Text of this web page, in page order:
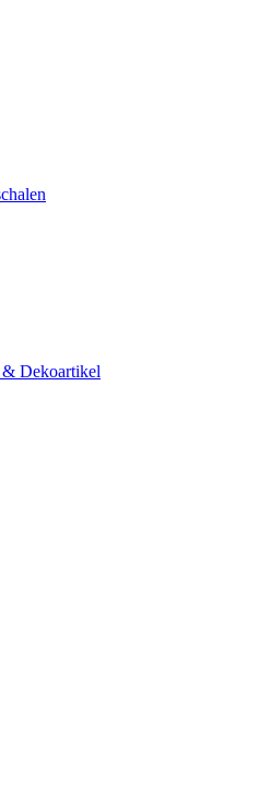
& Dekoartikel